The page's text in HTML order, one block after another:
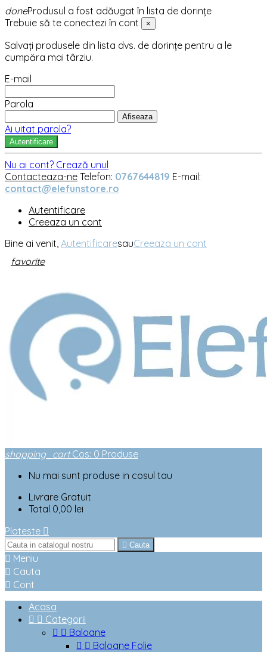
doneProdusul a fost adăugat în lista de dorințe
Trebuie să te conectezi în cont
×
Salvați produsele din lista dvs. de dorințe pentru a le
cumpăra mai târziu.
E-mail
Parola
Afiseaza
Ai uitat parola?
Autentificare
Nu ai cont? Crează unul
Contacteaza-ne Telefon: 0767644819 E-mail:
contact@elefunstore.ro
Autentificare
Creeaza un cont
Bine ai venit, AutentificaresauCreeaza un cont
favorite
shopping_cart Cos: 0 Produse
Nu mai sunt produse in cosul tau
Livrare Gratuit
Total 0,00 lei
Plateste 
 Cauta
 Meniu
 Cauta
 Cont
Acasa
  Categorii
  Baloane
  Baloane Folie